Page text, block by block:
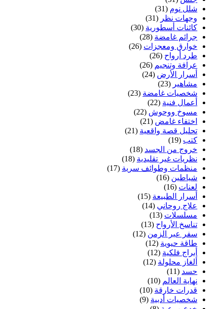
شلل نوم (31)
وجهات نظر (31)
كائنات أسطورية (30)
جرائم غامضة (28)
خوارق ومعجزات (26)
طرد أرواح (26)
عرافة وتنجيم (26)
أسرار الأرض (24)
مشاهير (23)
شخصيات غامضة (23)
أعمال فنية (22)
مسوخ ووحوش (22)
اختفاء غامض (21)
تحليل قصة واقعية (21)
كتب (19)
خروج من الجسد (18)
نظريات غير تقليدية (18)
منظمات وطوائف سرية (17)
شياطين (16)
لعنات (16)
أسرار الطبيعة (15)
علاج روحاني (14)
مسلسلات (13)
تناسخ الأرواح (13)
سفر عبر الزمن (12)
طاقة حيوية (12)
أبراج فلكية (12)
ألغاز محلولة (12)
حسد (11)
نهاية العالم (10)
قدرات خارقة (10)
شخصيات أدبية (9)